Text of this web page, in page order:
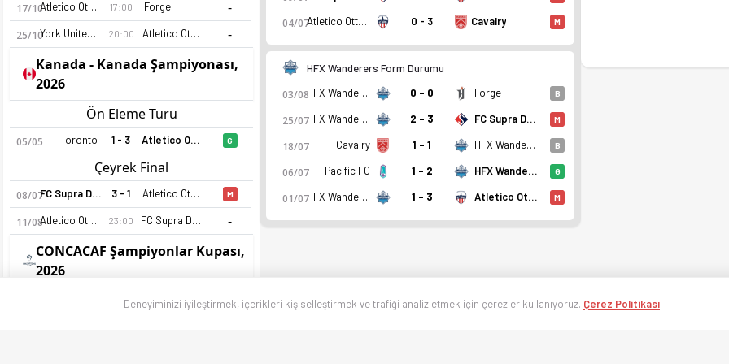
17/10 Atletico Ottawa 17:00 Forge -
25/10 York United FC 20:00 Atletico Ottawa
-
Kanada - Kanada Şampiyonası,
2026
Ön Eleme Turu
05/05 Toronto 1 - 3 Atletico Ottawa G
Çeyrek Final
08/07 FC Supra Du Quebec 3 - 1 Atletico Ottawa M
11/08 Atletico Ottawa 23:00 FC Supra Du Quebec
-
CONCACAF Şampiyonlar Kupası,
2026
1. Tur
04/07 Atletico Ottawa 0 - 3 Cavalry M
HFX Wanderers Form Durumu
03/08 HFX Wanderers 0 - 0 Forge B
25/07 HFX Wanderers 2 - 3 FC Supra Du Quebec M
18/07 Cavalry 1 - 1 HFX Wanderers B
06/07 Pacific FC 1 - 2 HFX Wanderers G
01/07 HFX Wanderers 1 - 3 Atletico Ottawa M
Deneyiminizi iyileştirmek, içerikleri kişiselleştirmek ve trafiği analiz etmek için çerezler kullanıyoruz. Çerez Politikası